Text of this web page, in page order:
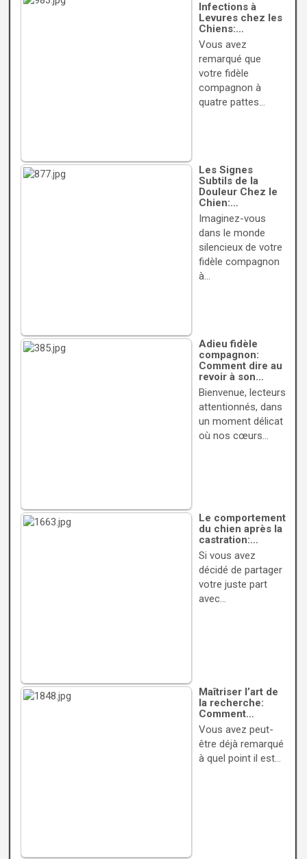
Infections à
Levures chez les
Chiens:…
Vous avez
remarqué que
votre fidèle
compagnon à
quatre pattes…
Les Signes
Subtils de la
Douleur Chez le
Chien:…
Imaginez-vous
dans le monde
silencieux de votre
fidèle compagnon
à…
Adieu fidèle
compagnon:
Comment dire au
revoir à son…
Bienvenue, lecteurs
attentionnés, dans
un moment délicat
où nos cœurs…
Le comportement
du chien après la
castration:…
Si vous avez
décidé de partager
votre juste part
avec…
Maîtriser l’art de
la recherche:
Comment…
Vous avez peut-
être déjà remarqué
à quel point il est…